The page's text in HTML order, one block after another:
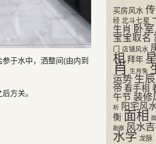
于水中，洒整间(由内到
方关。
买房风水
经 北斗七星
生肖 卧
宝宝取名
门
店铺风水
相 拜年
肖 生肖兔
运势 生
帝 看手相
午节 装修
析 阳宅风
衡 面相
勘察 风水
水学 龙脉